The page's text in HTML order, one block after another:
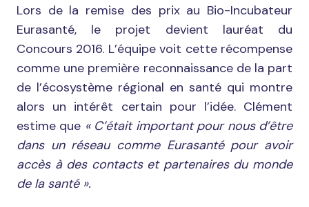
Lors de la remise des prix au Bio-Incubateur
Eurasanté, le projet devient lauréat du
Concours 2016. L’équipe voit cette récompense
comme une première reconnaissance de la part
de l’écosystème régional en santé qui montre
alors un intérêt certain pour l’idée. Clément
estime que « C’était important pour nous d’être
dans un réseau comme Eurasanté pour avoir
accès à des contacts et partenaires du monde
de la santé ».